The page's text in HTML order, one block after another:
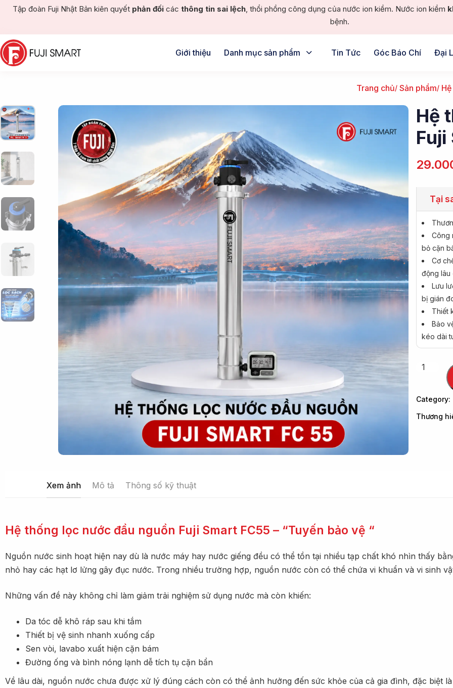
Tập đoàn Fuji Nhật Bản kiên quyết phản đối các thông tin sai lệch, thổi phồng công dụng của nước ion kiềm. Nước ion kiềm
bệnh.
Giới thiệu Danh mục sản phẩm Tin Tức Góc Báo Chí Đại
Trang chủ Sản phẩm
Hệ
Fuji
Tại
Công
bỏ cặn
Cơ
động lâu
Lưu
bị gián
Thiết
Bảo
kéo dài
Category:
Thương
Xem ảnh Mô tả Thông số kỹ thuật
Hệ thống lọc nước đầu nguồn Fuji Smart FC55 – “Tuyến bảo vệ “
Nguồn nước sinh hoạt hiện nay dù là nước máy hay nước giếng đều có thể tồn tại nhiều tạp chất khó nhìn thấy
nhỏ hay các hạt lơ lửng gây đục nước. Trong nhiều trường hợp, nguồn nước còn có thể chứa vi khuẩn và vi sinh
Những vấn đề này không chỉ làm giảm trải nghiệm sử dụng nước mà còn khiến:
Da tóc dễ khô ráp sau khi tắm
Thiết bị vệ sinh nhanh xuống cấp
Sen vòi, lavabo xuất hiện cặn bám
Đường ống và bình nóng lạnh dễ tích tụ cặn bẩn
Về lâu dài, nguồn nước chưa được xử lý đúng cách còn có thể ảnh hưởng đến sức khỏe của cả gia đình, đặc biệt